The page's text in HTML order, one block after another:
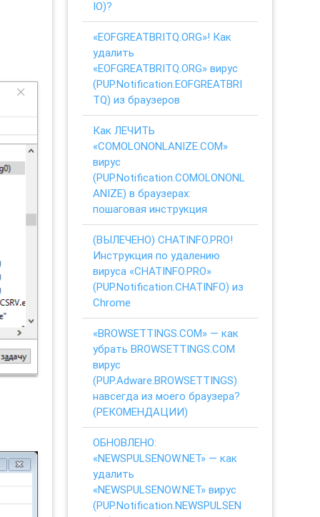
IO)?
«EOFGREATBRITQ.ORG»! Как
удалить
«EOFGREATBRITQ.ORG» вирус
(PUP.Notification.EOFGREATBRI
TQ) из браузеров
Как ЛЕЧИТЬ
«COMOLONONLANIZE.COM»
вирус
(PUP.Notification.COMOLONONL
ANIZE) в браузерах:
пошаговая инструкция
(ВЫЛЕЧЕНО) CHATINFO.PRO!
Инструкция по удалению
вируса «CHATINFO.PRO»
(PUP.Notification.CHATINFO) из
Chrome
«BROWSETTINGS.COM» — как
убрать BROWSETTINGS.COM
вирус
(PUP.Adware.BROWSETTINGS)
навсегда из моего браузера?
(РЕКОМЕНДАЦИИ)
ОБНОВЛЕНО:
«NEWSPULSENOW.NET» — как
удалить
«NEWSPULSENOW.NET» вирус
(PUP.Notification.NEWSPULSEN